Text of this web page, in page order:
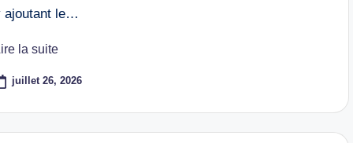
ajoutant le…
la suite
juillet 26, 2026